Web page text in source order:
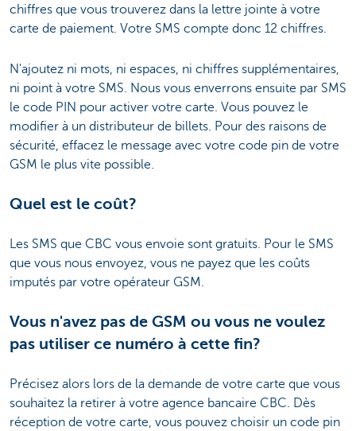
chiffres que vous trouverez dans la lettre jointe à votre
carte de paiement. Votre SMS compte donc 12 chiffres.
N'ajoutez ni mots, ni espaces, ni chiffres supplémentaires,
ni point à votre SMS. Nous vous enverrons ensuite par SMS
le code PIN pour activer votre carte. Vous pouvez le
modifier à un distributeur de billets. Pour des raisons de
sécurité, effacez le message avec votre code pin de votre
GSM le plus vite possible.
Quel est le coût?
Les SMS que CBC vous envoie sont gratuits. Pour le SMS
que vous nous envoyez, vous ne payez que les coûts
imputés par votre opérateur GSM.
Vous n'avez pas de GSM ou vous ne voulez
pas utiliser ce numéro à cette fin?
Précisez alors lors de la demande de votre carte que vous
souhaitez la retirer à votre agence bancaire CBC. Dès
réception de votre carte, vous pouvez choisir un code pin